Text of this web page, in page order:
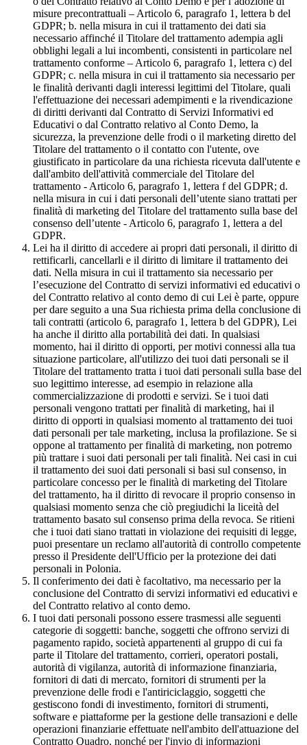
misure precontrattuali – Articolo 6, paragrafo 1, lettera b del
GDPR; b. nella misura in cui il trattamento dei dati sia
necessario affinché il Titolare del trattamento adempia agli
obblighi legali a lui incombenti, consistenti in particolare nel
trattamento conforme – Articolo 6, paragrafo 1, lettera c) del
GDPR; c. nella misura in cui il trattamento sia necessario per
le finalità derivanti dagli interessi legittimi del Titolare, quali
l'effettuazione dei necessari adempimenti e la rivendicazione
di diritti derivanti dal Contratto di Servizi Informativi ed
Educativi o dal Contratto relativo al Conto Demo, la
sicurezza, la prevenzione delle frodi o il marketing diretto del
Titolare del trattamento o il contatto con l'utente, ove
giustificato in particolare da una richiesta ricevuta dall'utente e
dall'ambito dell'attività commerciale del Titolare del
trattamento - Articolo 6, paragrafo 1, lettera f del GDPR; d.
nella misura in cui i dati personali dell’utente siano trattati per
finalità di marketing del Titolare del trattamento sulla base del
consenso dell’utente - Articolo 6, paragrafo 1, lettera a del
GDPR.
Lei ha il diritto di accedere ai propri dati personali, il diritto di
rettificarli, cancellarli e il diritto di limitare il trattamento dei
dati. Nella misura in cui il trattamento sia necessario per
l’esecuzione del Contratto di servizi informativi ed educativi o
del Contratto relativo al conto demo di cui Lei è parte, oppure
per dare seguito a una Sua richiesta prima della conclusione di
tali contratti (articolo 6, paragrafo 1, lettera b del GDPR), Lei
ha anche il diritto alla portabilità dei dati. In qualsiasi
momento, hai il diritto di opporti, per motivi connessi alla tua
situazione particolare, all'utilizzo dei tuoi dati personali se il
Titolare del trattamento tratta i tuoi dati personali sulla base del
suo legittimo interesse, ad esempio in relazione alla
commercializzazione di prodotti e servizi. Se i tuoi dati
personali vengono trattati per finalità di marketing, hai il
diritto di opporti in qualsiasi momento al trattamento dei tuoi
dati personali per tale marketing, inclusa la profilazione. Se si
oppone al trattamento per finalità di marketing, non potremo
più trattare i suoi dati personali per tali finalità. Nei casi in cui
il trattamento dei suoi dati personali si basi sul consenso, in
particolare concesso per le finalità di marketing del Titolare
del trattamento, ha il diritto di revocare il proprio consenso in
qualsiasi momento senza che ciò pregiudichi la liceità del
trattamento basato sul consenso prima della revoca. Se ritieni
che i tuoi dati siano trattati in violazione dei requisiti di legge,
puoi presentare un reclamo all'autorità di controllo competente
presso il Presidente dell'Ufficio per la protezione dei dati
personali in Polonia.
Il conferimento dei dati è facoltativo, ma necessario per la
conclusione del Contratto di servizi informativi ed educativi e
del Contratto relativo al conto demo.
I tuoi dati personali possono essere trasmessi alle seguenti
categorie di soggetti: banche, soggetti che offrono servizi di
pagamento rapido, società appartenenti al gruppo di cui fa
parte il Titolare del trattamento, corrieri, operatori postali,
autorità di vigilanza, autorità di informazione finanziaria,
fornitori di dati di mercato, fornitori di strumenti per la
prevenzione delle frodi e l'antiriciclaggio, soggetti che
gestiscono fondi di investimento, fornitori di strumenti,
software e piattaforme per la gestione delle transazioni e delle
operazioni finanziarie effettuate nell'ambito dell'attuazione del
Contratto Quadro, nonché per l'invio di informazioni